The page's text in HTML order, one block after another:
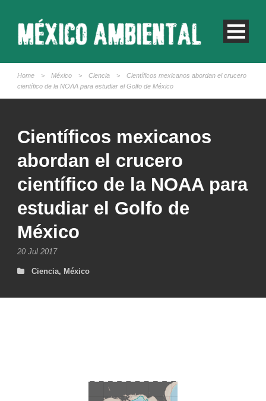
Home > México > Ciencia >
Científicos mexicanos abordan el crucero
científico de la NOAA para estudiar el Golfo de México
Científicos mexicanos
abordan el crucero
científico de la NOAA para
estudiar el Golfo de
México
20 Jul 2017
Ciencia, México